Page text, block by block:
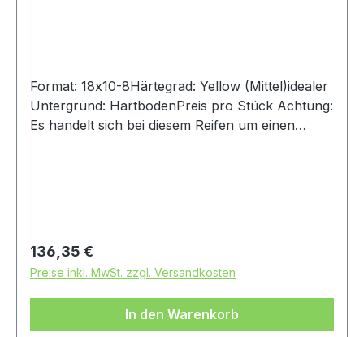
Format: 18x10-8Härtegrad: Yellow (Mittel)idealer
Untergrund: HartbodenPreis pro Stück Achtung:
Es handelt sich bei diesem Reifen um einen
Regulärer Preis:
136,35 €
Preise inkl. MwSt. zzgl. Versandkosten
In den Warenkorb